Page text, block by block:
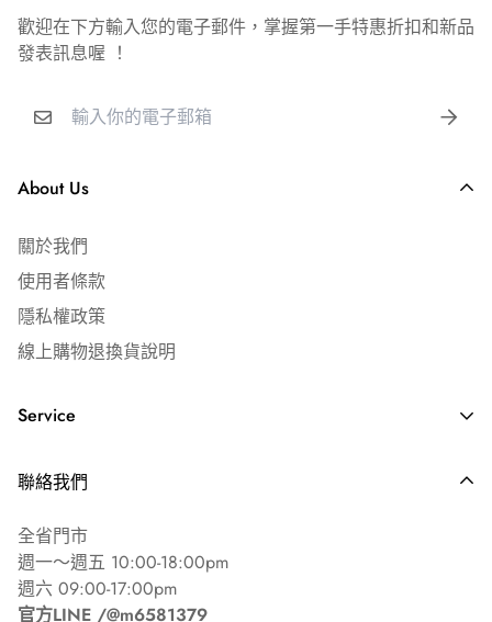
⎢ 配送說明
🚚 到貨時間｜宅配 1-2 日｜超商取貨 3-4 日
✅ 全館滿 $3,000 免運費
宅配運費 $150 元
超商店到店運費 $65 元
⎢ 發票說明
如需公司抬頭／統編，請下單時備註
歡迎在下方輸入您的電子郵件，掌握第一手特惠折扣和新品
發表訊息喔 ！
About Us
關於我們
使用者條款
隱私權政策
線上購物退換貨說明
Service
常見問答 ⏐ FAQ's
聯絡我們
全省門市
週一～週五 10:00-18:00pm
週六 09:00-17:00pm
官方LINE /@m6581379